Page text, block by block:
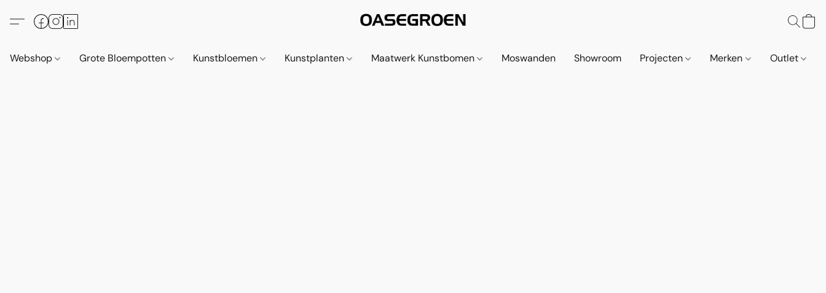
Webshop Grote Bloempotten Kunstbloemen Kunstplanten Maatwerk Kunstbomen Moswanden Showroom Projecten Merken Outlet